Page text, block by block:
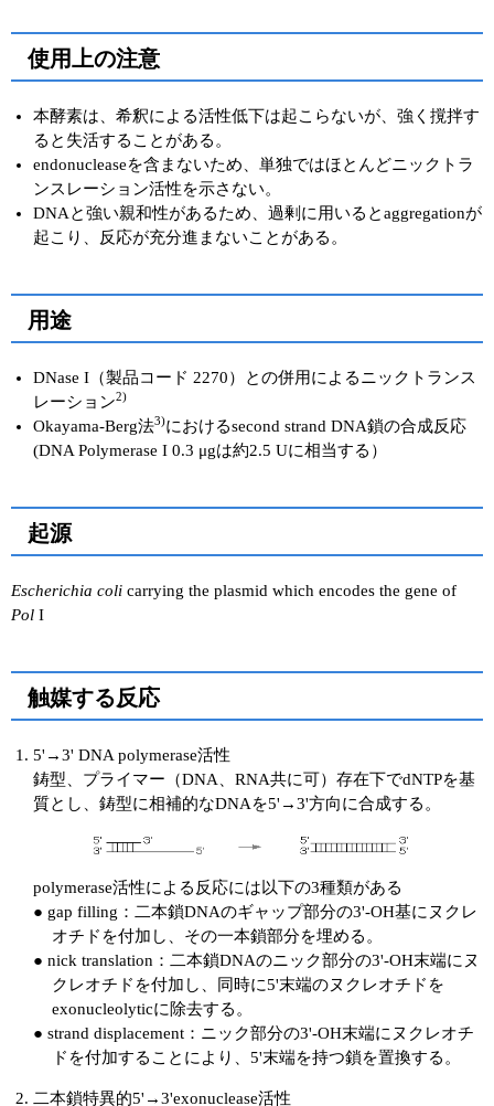
使用上の注意
本酵素は、希釈による活性低下は起こらないが、強く撹拌す
ると失活することがある。
endonucleaseを含まないため、単独ではほとんどニックトラ
ンスレーション活性を示さない。
DNAと強い親和性があるため、過剰に用いるとaggregationが
起こり、反応が充分進まないことがある。
用途
DNase I（製品コード 2270）との併用によるニックトランス
レーション2)
Okayama-Berg法3)におけるsecond strand DNA鎖の合成反応
(DNA Polymerase I 0.3 μgは約2.5 Uに相当する）
起源
Escherichia coli carrying the plasmid which encodes the gene of
Pol I
触媒する反応
5'→3' DNA polymerase活性
鋳型、プライマー（DNA、RNA共に可）存在下でdNTPを基
質とし、鋳型に相補的なDNAを5'→3'方向に合成する。
polymerase活性による反応には以下の3種類がある
● gap filling：二本鎖DNAのギャップ部分の3'-OH基にヌクレ
オチドを付加し、その一本鎖部分を埋める。
● nick translation：二本鎖DNAのニック部分の3'-OH末端にヌ
クレオチドを付加し、同時に5'末端のヌクレオチドを
exonucleolyticに除去する。
● strand displacement：ニック部分の3'-OH末端にヌクレオチ
ドを付加することにより、5'末端を持つ鎖を置換する。
二本鎖特異的5'→3'exonuclease活性